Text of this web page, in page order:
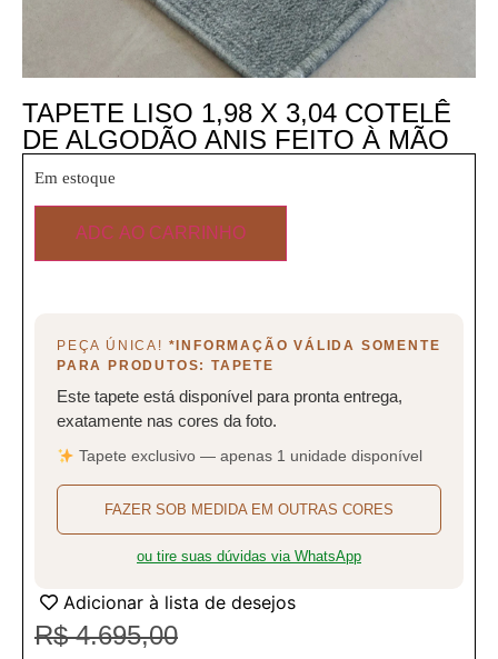
TAPETE LISO 1,98 X 3,04 COTELÊ
DE ALGODÃO ANIS FEITO À MÃO
Em estoque
ADC AO CARRINHO
PEÇA ÚNICA! *INFORMAÇÃO VÁLIDA SOMENTE
PARA PRODUTOS: TAPETE
Este tapete está disponível para pronta entrega,
exatamente nas cores da foto.
Tapete exclusivo — apenas 1 unidade disponível
FAZER SOB MEDIDA EM OUTRAS CORES
ou tire suas dúvidas via WhatsApp
Adicionar à lista de desejos
R$4.695,00